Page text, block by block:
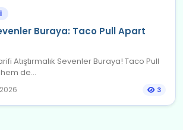
Buraya: Taco Pull Apart
Atıştırmalık Sevenler Buraya! Taco Pull
de...
3